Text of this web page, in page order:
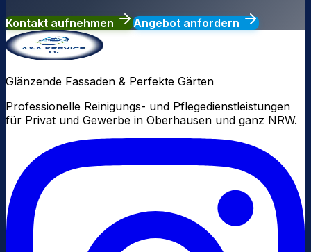
Kontakt aufnehmen Angebot anfordern
Glänzende Fassaden & Perfekte Gärten
Professionelle Reinigungs- und Pflegedienstleistungen
für Privat und Gewerbe in Oberhausen und ganz NRW.